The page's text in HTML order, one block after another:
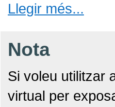
Llegir més...
Nota
Si voleu utilitzar
virtual per